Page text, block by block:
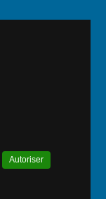
Autoriser